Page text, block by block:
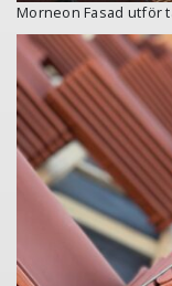
Morneon Fasad utför